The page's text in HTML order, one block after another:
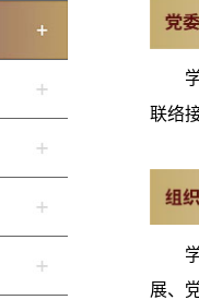
联络
展、